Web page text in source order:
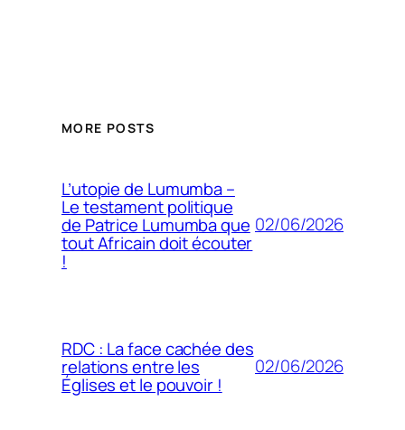
MORE POSTS
L’utopie de Lumumba –
Le testament politique
de Patrice Lumumba que
tout Africain doit écouter
!
02/06/2026
RDC : La face cachée des
relations entre les
Églises et le pouvoir !
02/06/2026